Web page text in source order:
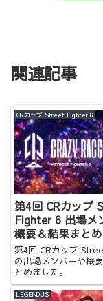
関連記事
CRカップ Street Fighter 6
第4回 CRカップ
Fighter 6 出場メ
概要＆結果まと
6】
第4回 CRカップ
の出場メンバーや概
とめました。
LEGENDUS